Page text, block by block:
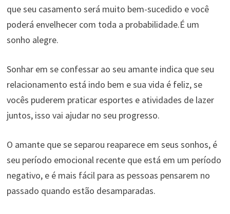
que seu casamento será muito bem-sucedido e você
poderá envelhecer com toda a probabilidade.É um
sonho alegre.
Sonhar em se confessar ao seu amante indica que seu
relacionamento está indo bem e sua vida é feliz, se
vocês puderem praticar esportes e atividades de lazer
juntos, isso vai ajudar no seu progresso.
O amante que se separou reaparece em seus sonhos, é
seu período emocional recente que está em um período
negativo, e é mais fácil para as pessoas pensarem no
passado quando estão desamparadas.